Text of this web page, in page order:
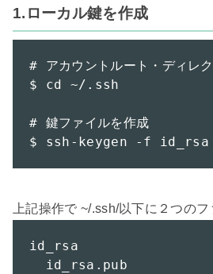
1.ローカル鍵を作成
# アカウントルート・ディレ
$ cd ~/.ssh
# 鍵ファイルを作成
$ ssh-keygen -f
id_rsa
  id_rsa.pub